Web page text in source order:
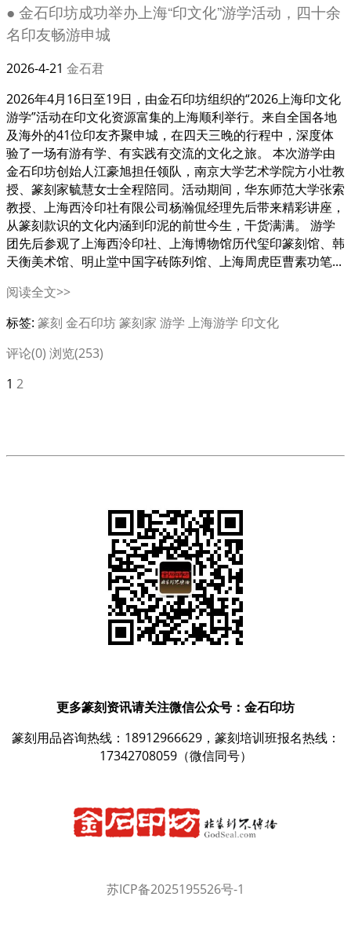
● 金石印坊成功举办上海“印文化”游学活动，四十余
名印友畅游申城
2026-4-21 金石君
2026年4月16日至19日，由金石印坊组织的“2026上海印文化
游学”活动在印文化资源富集的上海顺利举行。来自全国各地
及海外的41位印友齐聚申城，在四天三晚的行程中，深度体
验了一场有游有学、有实践有交流的文化之旅。 本次游学由
金石印坊创始人江豪旭担任领队，南京大学艺术学院方小壮教
授、篆刻家毓慧女士全程陪同。活动期间，华东师范大学张索
教授、上海西泠印社有限公司杨瀚侃经理先后带来精彩讲座，
从篆刻款识的文化内涵到印泥的前世今生，干货满满。 游学
团先后参观了上海西泠印社、上海博物馆历代玺印篆刻馆、韩
天衡美术馆、明止堂中国字砖陈列馆、上海周虎臣曹素功笔...
阅读全文>>
标签: 篆刻 金石印坊篆刻家 游学 上海游学 印文化
评论(0) 浏览(253)
1 2
更多篆刻资讯请关注微信公众号：金石印坊
篆刻用品咨询热线：18912966629，篆刻培训班报名热线：
17342708059（微信同号）
苏ICP备2025195526号-1